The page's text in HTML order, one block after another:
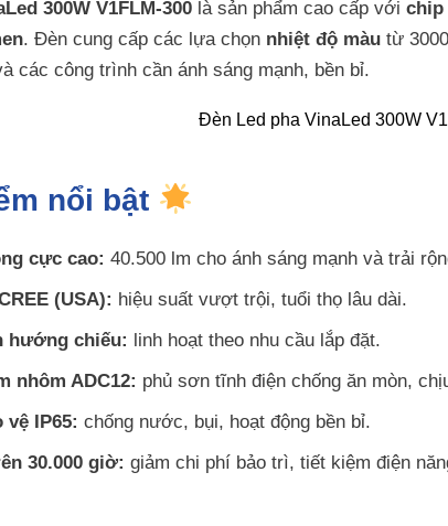
300W V1FLM-300là sản phẩm cao cấp với chip
. Đèn cung cấp các lựa chọn nhiệt độ màutừ
các công trình cần ánh sáng mạnh, bền bỉ.
nổi bật
cực cao: 40.500 lm cho ánh sáng mạnh và trải
(USA): hiệu suất vượt trội, tuổi thọ lâu dài.
hướng chiếu: linh hoạt theo nhu cầu lắp đặt.
nhôm ADC12: phủ sơn tĩnh điện chống ăn mòn,
vệ IP65: chống nước, bụi, hoạt động bền bỉ.
30.000 giờ: giảm chi phí bảo trì, tiết kiệm điện